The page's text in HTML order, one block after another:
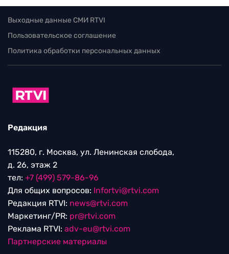
Выходные данные СМИ RTVI
Пользовательское соглашение
Политика обработки персональных данных
Редакция
115280, г. Москва, ул. Ленинская слобода,
д. 26, этаж 2
тел: +7 (499) 579-86-96
Для общих вопросов: Infortvi@rtvi.com
Редакция RTVI: news@rtvi.com
Маркетинг/PR: pr@rtvi.com
Реклама RTVI: adv-eu@rtvi.com
Партнерские материалы